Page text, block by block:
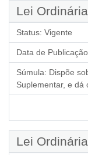
Lei
Status: Vigente
Data de
Súmula: Dispõe
Suplementar, e dá
Lei